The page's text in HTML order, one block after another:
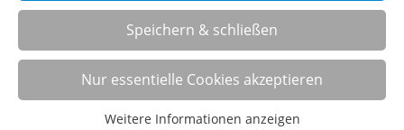
workraster - Der Strukturierte
Der workraster ist das "Einsteigermodell" unter unseren
ergonomischen Arbeitsplatzsystemen. Der Arbeitstisch lässt
Speichern & schließen
Nur essentielle Cookies akzeptieren
Weitere Informationen anzeigen